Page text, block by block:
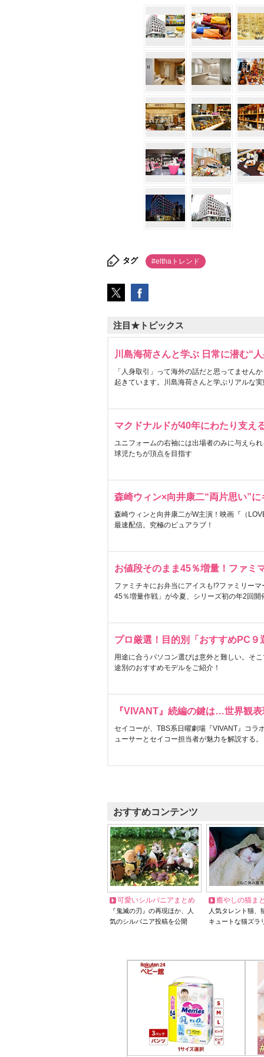
タグ #elthaトレンド
注目★トピックス
川島海荷さんと学ぶ 日常に潜む“
「人身取引」って海外の話だと思ってません
起きています。川島海荷さんと学ぶリアルな
マクドナルドが40年にわたり支え
ユニフォームの右袖には出場者のみに与えら
球児たちが頂点を目指す
森崎ウィン×向井康二“両片思い”
森崎ウィンと向井康二がW主演！映画『（
最速配信。究極のピュアラブ！
お値段そのまま45％増量！ファミ
ファミチキにお弁当にアイスも!?ファミリー
45％増量作戦」が今夏、シリーズ初の年2回開
プロ厳選！目的別「おすすめPC９
用途に合うパソコン選びは意外と難しい。そ
途別のおすすめモデルをご紹介！
『VIVANT』続編の鍵は…世界観
セイコーが、TBS系日曜劇場『VIVANT』コラ
ューサーとセイコー担当者が魅力を解説する。
おすすめコンテンツ
可愛いシルバニアまとめ
『鬼滅の刃』の再現ほか、人
気のシルバニア投稿を公開
癒やしの猫ま
人気タレント猫
キュートな猫ズラ